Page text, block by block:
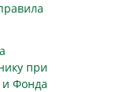
при
Фонда